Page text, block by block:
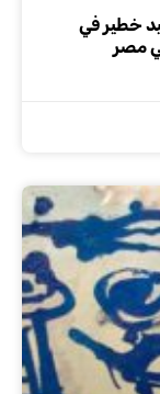
منصة زاوية 3 تصعيد خطير في
مصر